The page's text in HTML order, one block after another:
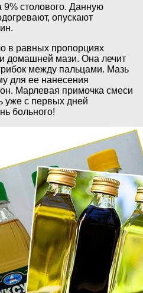
9% столового. Данную
опускают
в равных пропорциях
домашней мази. Она лечит
между пальцами. Мазь
для ее нанесения
Марлевая примочка смеси
уже с первых дней
больного!